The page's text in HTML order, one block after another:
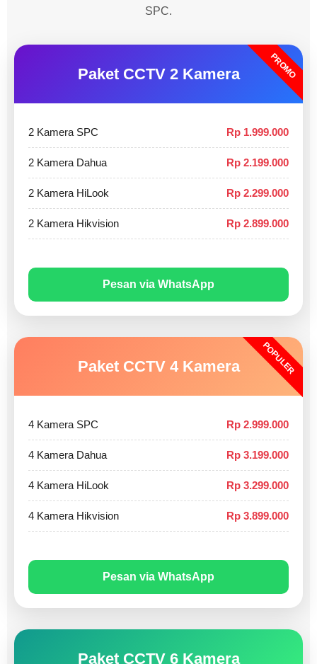
SPC.
PROMO
Paket CCTV 2 Kamera
2 Kamera SPC Rp 1.999.000
2 Kamera Dahua Rp 2.199.000
2 Kamera HiLook Rp 2.299.000
2 Kamera Hikvision Rp 2.899.000
Pesan via WhatsApp
POPULER
Paket CCTV 4 Kamera
4 Kamera SPC Rp 2.999.000
4 Kamera Dahua Rp 3.199.000
4 Kamera HiLook Rp 3.299.000
4 Kamera Hikvision Rp 3.899.000
Pesan via WhatsApp
Paket CCTV 6 Kamera